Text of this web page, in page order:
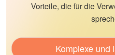
Vorteile, die für die
Komplexe und